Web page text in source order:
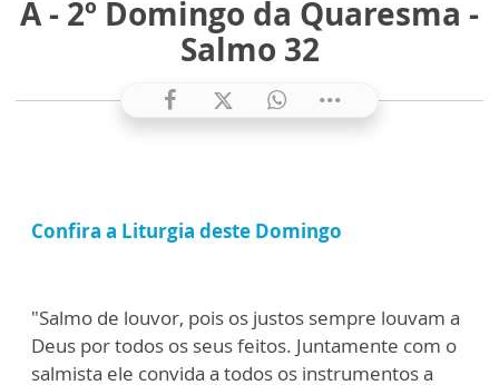
A - 2º Domingo da Quaresma -
Salmo 32
Confira a Liturgia deste Domingo
"Salmo de louvor, pois os justos sempre louvam a
Deus por todos os seus feitos. Juntamente com o
salmista ele convida a todos os instrumentos a